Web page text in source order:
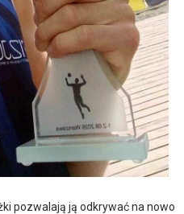
pozwalają ją odkrywać na nowo